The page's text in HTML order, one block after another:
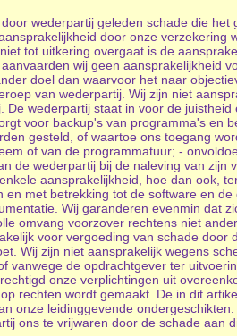
wederpartij geleden schade die
door onze
tot uitkering overgaat is de
wij geen aansprakelijkheid
doel dan waarvoor het naar
van wederpartij. Wij zijn niet
De wederpartij staat in voor de
voor backup's van programma's en
gesteld, of waartoe ons toegang
of van de programmatuur; -
de wederpartij bij de naleving van
aansprakelijkheid, hoe dan ook,
met betrekking tot de software en
Wij garanderen evenmin dat
omvang voorzover rechtens niet
voor vergoeding van schade
Wij zijn niet aansprakelijk wegens
vanwege de opdrachtgever ter
onze verplichtingen uit
rechten wordt gemaakt. De in dit
onze leidinggevende
ons te vrijwaren door de schade